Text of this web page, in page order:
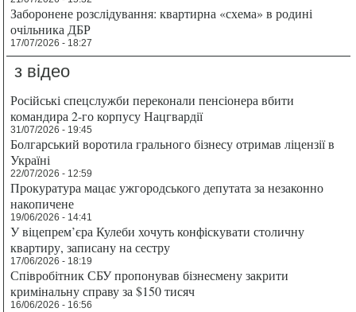
Заборонене розслідування: квартирна «схема» в родині
очільника ДБР
17/07/2026 - 18:27
з відео
Російські спецслужби переконали пенсіонера вбити
командира 2-го корпусу Нацгвардії
31/07/2026 - 19:45
Болгарський воротила грального бізнесу отримав ліцензії в
Україні
22/07/2026 - 12:59
Прокуратура мацає ужгородського депутата за незаконно
накопичене
19/06/2026 - 14:41
У віцепрем’єра Кулеби хочуть конфіскувати столичну
квартиру, записану на сестру
17/06/2026 - 18:19
Співробітник СБУ пропонував бізнесмену закрити
кримінальну справу за $150 тисяч
16/06/2026 - 16:56